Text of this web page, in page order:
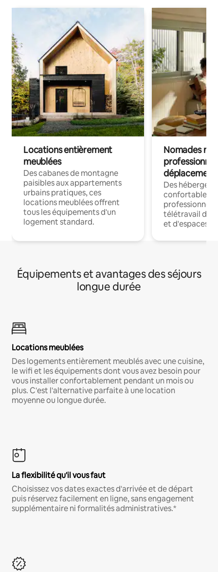
Locations entièrement
meublées
Des cabanes de montagne
paisibles aux appartements
urbains pratiques, ces
locations meublées offrent
tous les équipements d'un
logement standard.
Nomades
déplacement
Des
confortables
professionnels
télétravail
et d'espaces
Équipements et avantages des séjours
longue durée
Locations meublées
Des logements entièrement meublés avec une cuisine,
le wifi et les équipements dont vous avez besoin pour
vous installer confortablement pendant un mois ou
plus. C'est l'alternative parfaite à une location
moyenne ou longue durée.
La flexibilité qu'il vous faut
Choisissez vos dates exactes d'arrivée et de départ
puis réservez facilement en ligne, sans engagement
supplémentaire ni formalités administratives.*